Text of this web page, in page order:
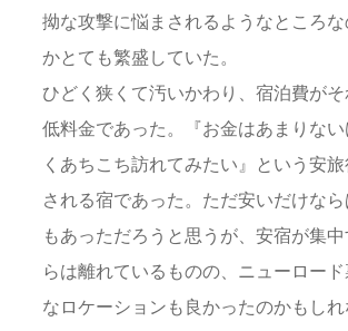
拗な攻撃に悩まされるようなところ
かとても繁盛していた。
ひどく狭くて汚いかわり、宿泊費が
低料金であった。『お金はあまりな
くあちこち訪れてみたい』という安
される宿であった。ただ安いだけな
もあっただろうと思うが、安宿が集
らは離れているものの、ニューロー
なロケーションも良かったのかもしれ